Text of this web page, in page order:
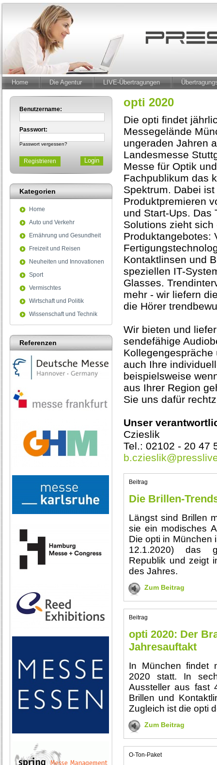
Home Die Agentur LIVE-Übertragungen
Benutzername:
Passwort:
Passwort vergessen?
Registrieren
Kategorien
Home
Auto und Verkehr
Ernährung und Gesundheit
Freizeit und Reisen
Neuheiten und Innovationen
Sport
Vermischtes
Wirtschaft und Politik
Wissenschaft und Technik
Referenzen
opti 2020
Die opti findet
Messegelände
ungeraden Jahren
Landesmesse
Messe für Optik
Fachpublikum das
Spektrum. Dabei
Produktpremieren
und Start-Ups. Das
Solutions zieht
Produktangebotes:
Kontaktlinsen und
speziellen IT-
Glasses.
mehr - wir liefern
die Hörer
Wir bieten und
sendefähige
Kollegengespräche
auch Ihre
beispielsweise
aus Ihrer Region
Sie uns dafür
Unser
Czieslik
Tel.: 02102 - 20 47
Beitrag
Die Brillen-
Längst sind Brillen
sie ein modisches
Die opti in München
12.1.2020) das
Republik und zeigt
des Jahres.
Zum Beitrag
Beitrag
opti 2020: Der
Jahresauftakt
In München findet
2020 statt. In
Aussteller aus fast
Brillen und
Zugleich ist die opti
Zum Beitrag
O-Ton-Paket